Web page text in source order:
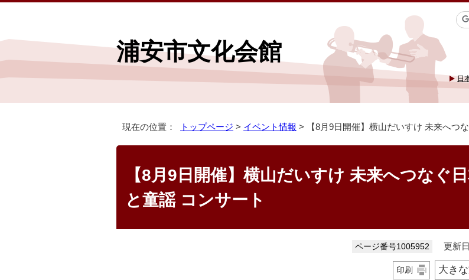
浦安市文化会館
日
現在の位置： トップページ > イベント情報 > 【8月9日開催】横山だいすけ 未来へつ
【8月9日開催】横山だいすけ 未来へつなぐ
と童謡 コンサート
ページ番号1005952 更新日
印刷 大き